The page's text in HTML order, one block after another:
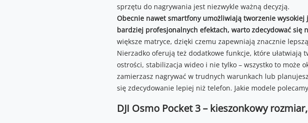
sprzętu do nagrywania jest niezwykle ważną decyzją.
Obecnie nawet smartfony umożliwiają tworzenie wysokiej
bardziej profesjonalnych efektach, warto zdecydować się
większe matryce, dzięki czemu zapewniają znacznie
Nierzadko oferują też dodatkowe funkcje, które ułatwiają
ostrości, stabilizacja wideo i nie tylko – wszystko to może
zamierzasz nagrywać w trudnych warunkach lub
się zdecydowanie lepiej niż telefon. Jakie modele
DJI Osmo Pocket 3 – kieszonkowy